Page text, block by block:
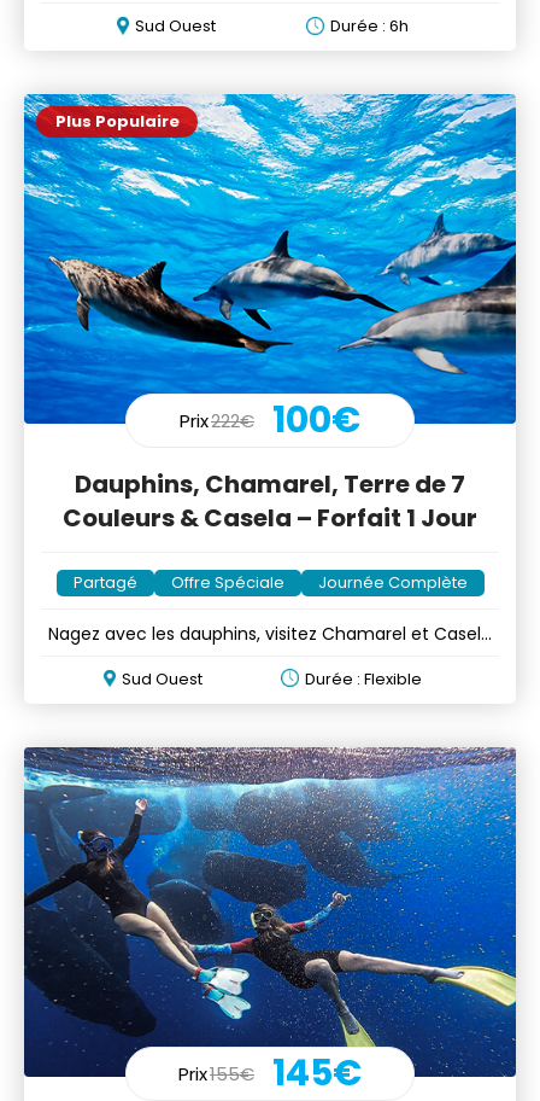
Sud Ouest Durée : 6h
Plus Populaire
Prix222€ 100€
Dauphins, Chamarel, Terre de 7
Couleurs & Casela – Forfait 1 Jour
Partagé Offre Spéciale Journée Complète
Nagez avec les dauphins, visitez Chamarel et Casela
Sud Ouest Durée : Flexible
Prix155€ 145€